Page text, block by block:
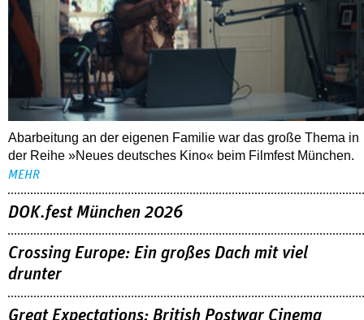
Abarbeitung an der eigenen Familie war das große Thema in
der Reihe »Neues deutsches Kino« beim Filmfest München.
MEHR
DOK.fest München 2026
Crossing Europe: Ein großes Dach mit viel
drunter
Great Expectations: British Postwar Cinema